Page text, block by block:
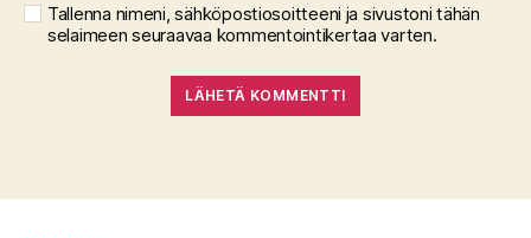
Tallenna nimeni, sähköpostiosoitteeni ja sivustoni tähän
selaimeen seuraavaa kommentointikertaa varten.